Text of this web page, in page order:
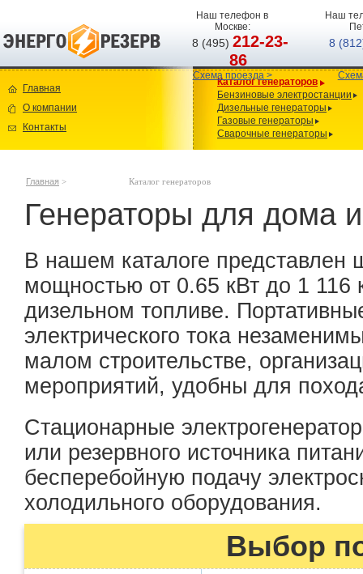
Наш телефон в
Москве:
8 (495)212-23-
86
Схема проезда >
Наш
8
Главная
О компании
Контакты
Каталог генераторов
Бензиновые электростанции
Дизельные генераторы
Газовые генераторы
Сварочные генераторы
Главная > Каталог генераторов
Генераторы для дома
В нашем каталоге представлен
мощностью от 0.65 кВт до 1 116
дизельном топливе.
электрического тока
малом строительстве,
мероприятий, удобны для
Стационарные
или резервного источника
бесперебойную подачу
холодильного оборудования.
Выбор